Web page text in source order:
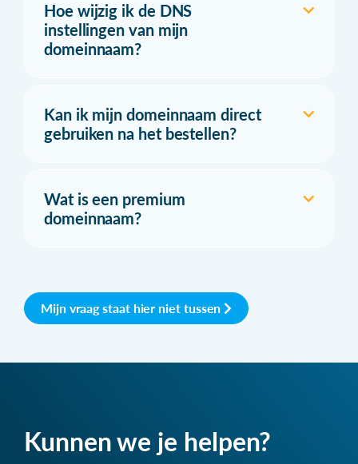
Hoe wijzig ik de DNS
instellingen van mijn
domeinnaam?
Kan ik mijn domeinnaam direct
gebruiken na het bestellen?
Wat is een premium
domeinnaam?
Mijn vraag staat hier niet tussen
Kunnen we je helpen?